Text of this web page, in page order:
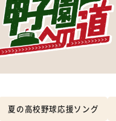
夏の高校野球応援ソング